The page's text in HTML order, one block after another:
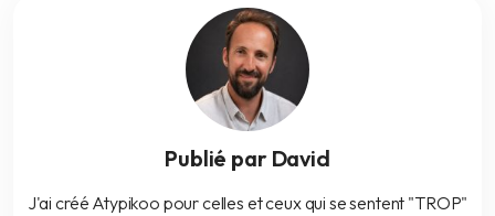
Publié par David
J'ai créé Atypikoo pour celles et ceux qui se sentent "TROP"